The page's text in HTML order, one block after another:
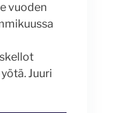
vuoden
Juuri